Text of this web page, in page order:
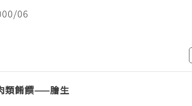
06
類餚饌——膾生